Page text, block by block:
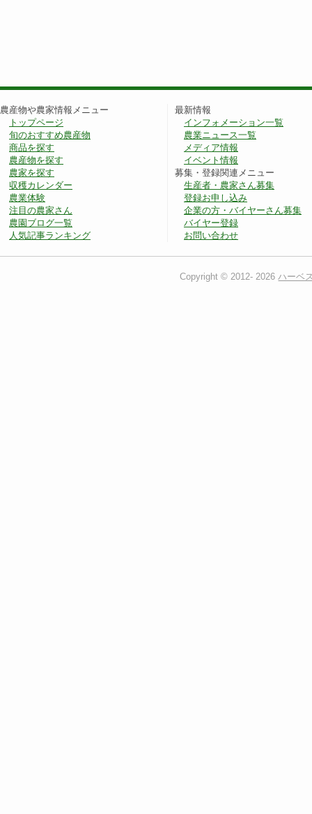
農産物や農家情報メニュー
トップページ
旬のおすすめ農産物
商品を探す
農産物を探す
農家を探す
収穫カレンダー
農業体験
注目の農家さん
農園ブログ一覧
人気記事ランキング
最新情報
インフォメーション一覧
農業ニュース一覧
メディア情報
イベント情報
募集・登録関連メニュー
生産者・農家さん募集
登録お申し込み
企業の方・バイヤーさん募集
バイヤー登録
お問い合わせ
Copyright © 2012- 2026 ハーベ